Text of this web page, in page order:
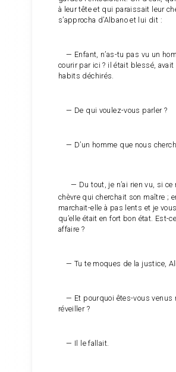
à leur tête et qui paraissait leur
s’approcha d’Albano et lui dit :
— Enfant, n’as-tu pas vu un
courir par ici ? il était blessé, avait
habits déchirés.
— De qui voulez-vous parler ?
— D’un homme que nous
— Du tout, je n’ai rien vu, si ce
chèvre qui cherchait son maître ;
marchait-elle à pas lents et je
qu’elle était en fort bon état. Est-
affaire ?
— Tu te moques de la justice,
— Et pourquoi êtes-vous venus
réveiller ?
— Il le fallait.